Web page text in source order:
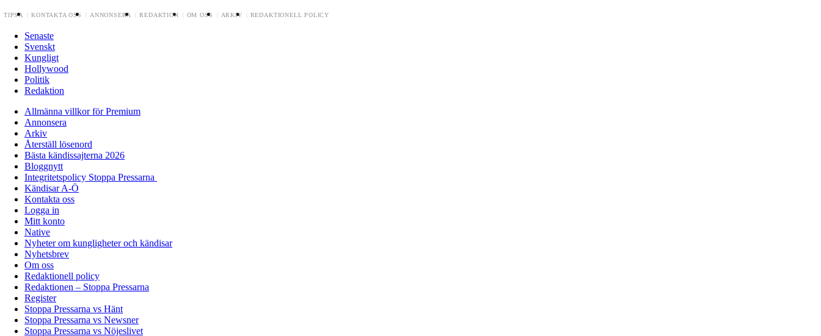
TIPSA KONTAKTA OSS ANNONSERA REDAKTION OM OSS ARKIV REDAKTIONELL POLICY
Senaste
Svenskt
Kungligt
Hollywood
Politik
Redaktion
Allmänna villkor för Premium
Annonsera
Arkiv
Återställ lösenord
Bästa kändissajterna 2026
Bloggnytt
Integritetspolicy Stoppa Pressarna
Kändisar A-Ö
Kontakta oss
Logga in
Mitt konto
Native
Nyheter om kungligheter och kändisar
Nyhetsbrev
Om oss
Redaktionell policy
Redaktionen – Stoppa Pressarna
Register
Stoppa Pressarna vs Hänt
Stoppa Pressarna vs Newsner
Stoppa Pressarna vs Nöjeslivet